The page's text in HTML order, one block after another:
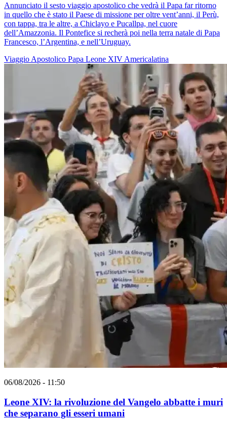
Annunciato il sesto viaggio apostolico che vedrà il Papa far ritorno
in quello che è stato il Paese di missione per oltre vent’anni, il Perù,
con tappa, tra le altre, a Chiclayo e Pucallpa, nel cuore
dell’Amazzonia. Il Pontefice si recherà poi nella terra natale di Papa
Francesco, l’Argentina, e nell’Uruguay.
Viaggio Apostolico Papa Leone XIV Americalatina
06/08/2026 - 11:50
Leone XIV: la rivoluzione del Vangelo abbatte i muri
che separano gli esseri umani